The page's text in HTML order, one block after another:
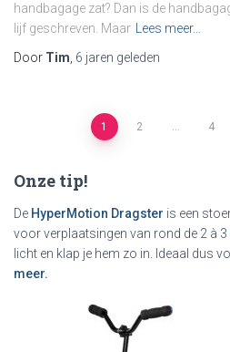
handbagage zat? Dan is de
lijf geschreven. Maar
Lees meer…
Door Tim 6 jaren geleden
Berichtnavigatie
1 2 … 4
Onze tip!
De HyperMotion Dragster is een
voor verplaatsingen van rond de 2 à
licht en klap je hem zo in. Ideaal dus
meer.